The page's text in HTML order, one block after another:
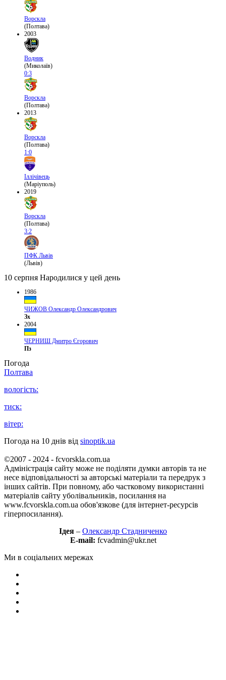
Ворскла
(Полтава)
2003
Водник
(Миколаїв)
0:3
Ворскла
(Полтава)
2013
Ворскла
(Полтава)
1:0
Іллічівець
(Маріуполь)
2019
Ворскла
(Полтава)
3:2
ПФК Львів
(Львів)
10 серпня Народилися у цей день
1986
ЧИЖОВ Олександр Олександрович
Зх
2004
ЧЕРНИШ Дмитро Єгорович
Пз
Погода
Полтава
вологість:
тиск:
вітер:
Погода на 10 днів від sinoptik.ua
©2007 - 2024 - fcvorskla.com.ua
Адміністрація сайту може не поділяти думки авторів та не
несе відповідальності за авторські матеріали та передрук з
інших сайтів. При повному, або частковому використанні
матеріалів сайту уболівальників, посилання на
www.fcvorskla.com.ua обов'язкове (для інтернет-ресурсів
гіперпосилання).
Ідея – Олександр Стадниченко
E-mail: fcvadmin@ukr.net
Ми в соціальних мережах